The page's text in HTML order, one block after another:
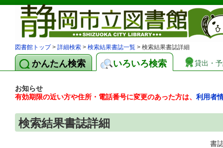
図書館トップ> 詳細検索 > 検索結果書誌一覧 > 検索結果書誌詳細
かんたん検索 いろいろ検索 貸出・
お知らせ
有効期限の近い方や住所・電話番号に変更のあった方は、 利用者
検索結果書誌詳細
書